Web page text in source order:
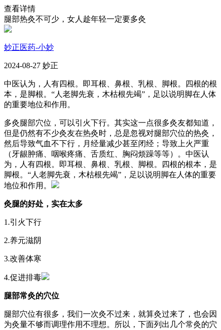
查看详情
腿部热灸不可少，女人趁年轻一定要多灸
妙正医药-小妙
2024-08-27 妙正
中医认为，人有四根。即耳根、鼻根、乳根、脚根。四根的根
本，是脚根。“人老脚先衰，木枯根先竭”，足以说明脚在人体
的重要地位和作用。
多灸腿部穴位，可以引火下行。其实这一点很多灸友都知道，
但是仍然有不少灸友在热灸时，总是忽视对腿部穴位的热灸，
然后导致气血不下行，月经量减少甚至闭经；导致上火严重
（牙龈肿痛、咽喉疼痛、舌质红、胸闷烦躁等等）。中医认
为，人有四根。即耳根、鼻根、乳根、脚根。四根的根本，是
脚根。“人老脚先衰，木枯根先竭”，足以说明脚在人体的重要
地位和作用。
灸腿的好处，实在太多
1.引火下行
2.养元滋阴
3.改善体寒
4.促进排毒
腿部常灸的穴位
腿部穴位有很多，我们一次灸不过来，就算灸过来了，也会因
为灸量不够而调理作用不理想。所以，下面列出几个常灸的穴